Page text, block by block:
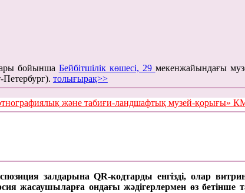
бойынша Бейбітшілік көшесі, 29 мекенжайындағы
Петербург). толығырақ>>
этнографиялық және табиғи-ландшафтық музей-
залдарына QR-кодтарды енгізді, олар
жасаушыларға ондағы жәдігерлермен өз бетінше